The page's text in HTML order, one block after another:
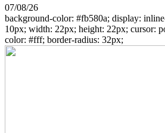
07/08/26
background-color: #fb580a; display:
10px; width: 22px; height: 22px; cursor:
color: #fff; border-radius: 32px;